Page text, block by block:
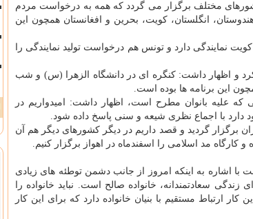
مناسبت میلاد حضرت زهرا (س) حدود ۲۶ برنامه در كشورهای مختلف برگزار می گردد كه همه به درخواست مردم
انگلستان، كویت، بحرین و افغانستان همچون این
نمایندگی دارد و تونس هم درخواست تولید نمایندگی را
و اظهار داشت: كنگره ای در دانشگاه الزهرا (س) و شب
این برنامه ها بوده است.
كه علیه بانوان مطرح است، اظهار داشت: امیدواریم در
دارد با اجماع نظری شیعه و سنی پاسخ داده شود.
برگزار گردید و قصد داریم در دیگر كشورهای دیگر هم آن
و كارگاه مد اسلامی را اسفندماه در اهواز برگزار كنیم.
اشاره به اینكه امروز از جانب دشمن توطئه های زیادی
سعادتمندانه، خانواده صالح است. نباید خانواده را
كار ارتباط مستقیم با بنیان خانواده دارد كه برای این كار